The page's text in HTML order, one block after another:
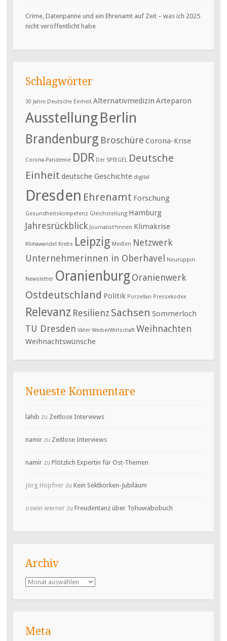
Crime, Datenpanne und ein Ehrenamt auf Zeit – was ich 2025
nicht veröffentlicht habe
Schlagwörter
30 Jahre Deutsche Einheit Alternativmedizin Arteparon
AusstellungBerlin
Brandenburg Broschüre Corona-Krise
Corona-Pandemie DDR Der SPIEGEL Deutsche
Einheit deutsche Geschichte digital
Dresden Ehrenamt Forschung
Gesundheitskompetenz Gleichstellung Hamburg
Jahresrückblick Journalist*innen Klimakrise
Klimawandel Krebs Leipzig Meißen Netzwerk
Unternehmerinnen in Oberhavel
Neuruppin
Newsletter OranienburgOranienwerk
Ostdeutschland Politik Porzellan Pressekodex
Relevanz Resilienz Sachsen Sommerloch
TU Dresden Väter WeiberWirtschaft Weihnachten
Weihnachtswünsche
Neueste Kommentare
lahib zu Zeitlose Interviews
namirzu Zeitlose Interviews
namirzu Plötzlich Expertin für Ost-Themen
Jörg Höpfnerzu Kein Sektkorken-Jubiläum
oswin wernerzu Freudentanz über Tohuwabobuch
Archiv
Archiv
Meta